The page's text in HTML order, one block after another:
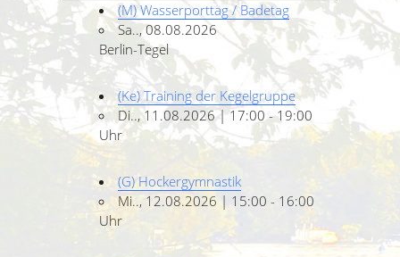
(M) Wasserporttag / Badetag
Sa.., 08.08.2026
Berlin-Tegel
(Ke) Training der Kegelgruppe
Di.., 11.08.2026 | 17:00 - 19:00
Uhr
(G) Hockergymnastik
Mi.., 12.08.2026 | 15:00 - 16:00
Uhr